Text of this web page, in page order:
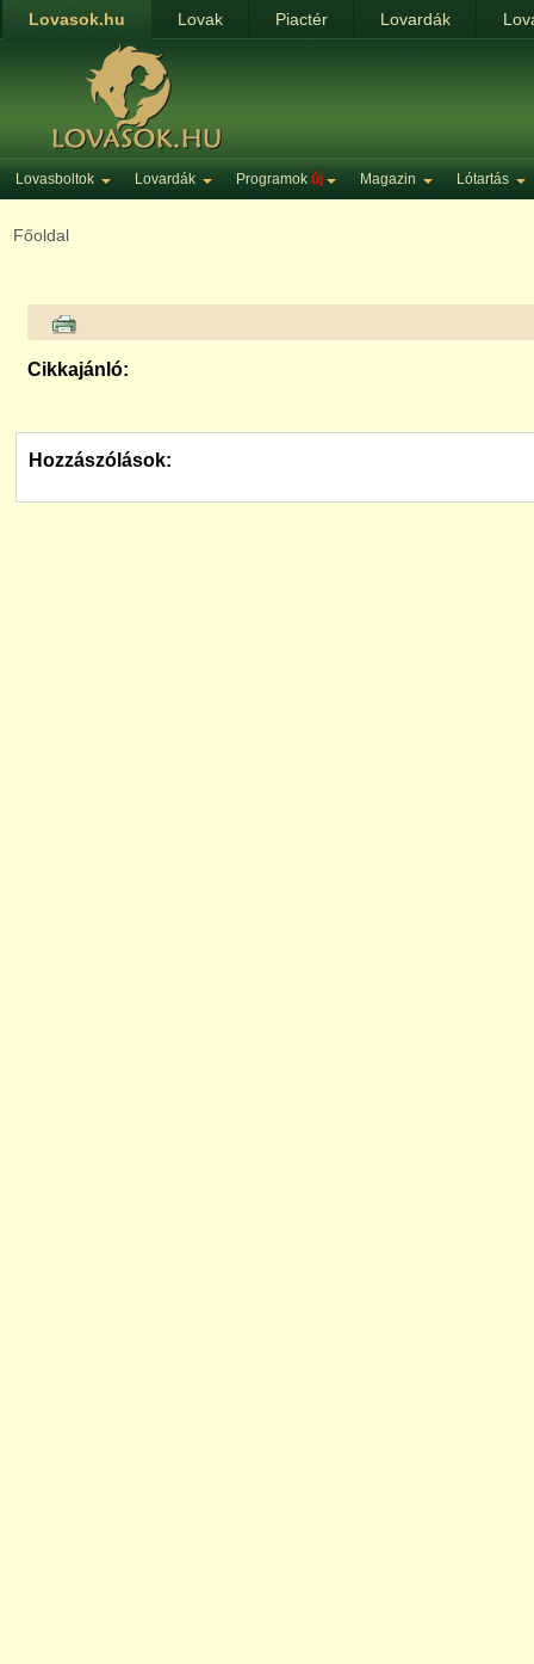
Lovasok.hu Lovak Piactér Lovardák
Lovasboltok Lovardák Programok új Magazin Lótartás
Főoldal
Cikkajánló:
Hozzászólások: